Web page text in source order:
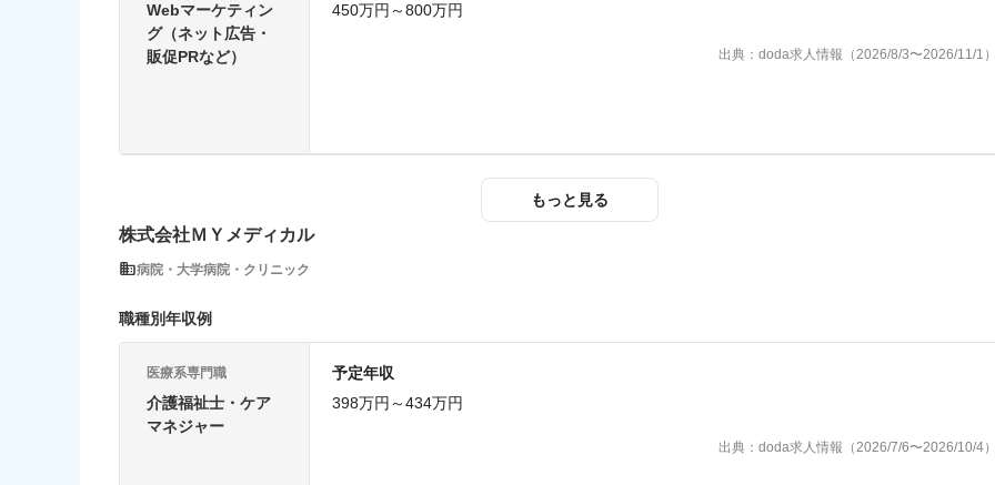
Webマーケティン
グ（ネット広告・
販促PRなど）
450万円～800万円
出典：doda求人情報（2026/8/3〜2026/11/1
もっと見る
株式会社ＭＹメディカル
病院・大学病院・クリニック
職種別年収例
医療系専門職
介護福祉士・ケア
マネジャー
予定年収
398万円～434万円
出典：doda求人情報（2026/7/6〜2026/10/4